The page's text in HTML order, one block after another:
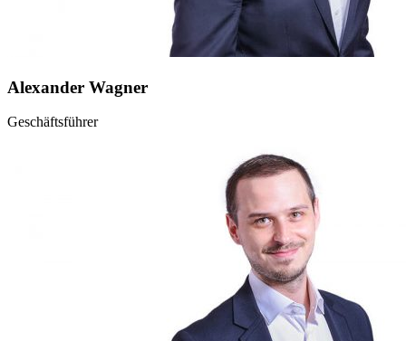
Alexander Wagner
Geschäftsführer